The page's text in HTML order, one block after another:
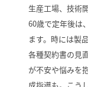
生産工場、技術
60歳で定年後は
ます。時には製
各種契約書の見
が不安や悩みを